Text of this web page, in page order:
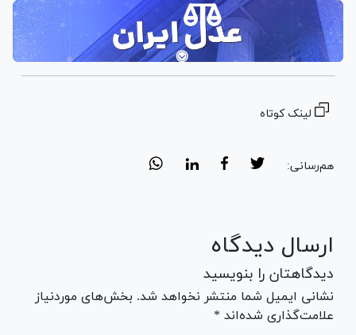
لینک کوتاه
هم‌رسانی:
ارسال دیدگاه
دیدگاهتان را بنویسید
نشانی ایمیل شما منتشر نخواهد شد. بخش‌های موردنیاز
علامت‌گذاری شده‌اند *